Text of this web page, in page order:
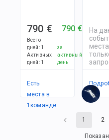
790 €
Всего
дней: 1
Активных
дней: 1
790 €
за
активный
день
Есть
места в
1командe
На
места
1 2